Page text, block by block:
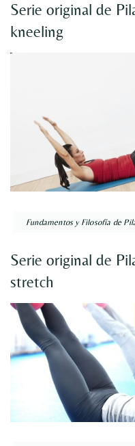
Serie original de
kneeling
Fundamentos y Filosofía de
Serie original de
stretch